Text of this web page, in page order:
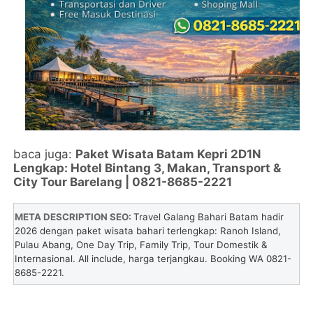
baca juga: Paket Wisata Batam Kepri 2D1N
Lengkap: Hotel Bintang 3, Makan, Transport &
City Tour Barelang | 0821-8685-2221
META DESCRIPTION SEO: Travel Galang Bahari Batam hadir
2026 dengan paket wisata bahari terlengkap: Ranoh Island,
Pulau Abang, One Day Trip, Family Trip, Tour Domestik &
Internasional. All include, harga terjangkau. Booking WA 0821-
8685-2221.